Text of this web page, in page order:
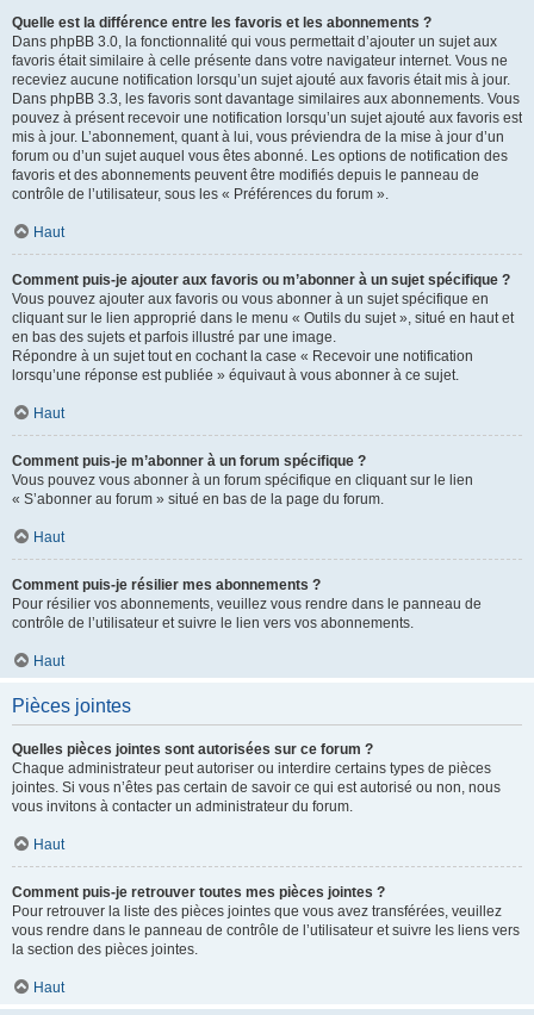
Quelle est la différence entre les favoris et les abonnements ?
Dans phpBB 3.0, la fonctionnalité qui vous permettait d’ajouter un sujet aux
favoris était similaire à celle présente dans votre navigateur internet. Vous ne
receviez aucune notification lorsqu’un sujet ajouté aux favoris était mis à jour.
Dans phpBB 3.3, les favoris sont davantage similaires aux abonnements. Vous
pouvez à présent recevoir une notification lorsqu’un sujet ajouté aux favoris est
mis à jour. L’abonnement, quant à lui, vous préviendra de la mise à jour d’un
forum ou d’un sujet auquel vous êtes abonné. Les options de notification des
favoris et des abonnements peuvent être modifiés depuis le panneau de
contrôle de l’utilisateur, sous les « Préférences du forum ».
Haut
Comment puis-je ajouter aux favoris ou m’abonner à un sujet spécifique ?
Vous pouvez ajouter aux favoris ou vous abonner à un sujet spécifique en
cliquant sur le lien approprié dans le menu « Outils du sujet », situé en haut et
en bas des sujets et parfois illustré par une image.
Répondre à un sujet tout en cochant la case « Recevoir une notification
lorsqu’une réponse est publiée » équivaut à vous abonner à ce sujet.
Haut
Comment puis-je m’abonner à un forum spécifique ?
Vous pouvez vous abonner à un forum spécifique en cliquant sur le lien
« S’abonner au forum » situé en bas de la page du forum.
Haut
Comment puis-je résilier mes abonnements ?
Pour résilier vos abonnements, veuillez vous rendre dans le panneau de
contrôle de l’utilisateur et suivre le lien vers vos abonnements.
Haut
Pièces jointes
Quelles pièces jointes sont autorisées sur ce forum ?
Chaque administrateur peut autoriser ou interdire certains types de pièces
jointes. Si vous n’êtes pas certain de savoir ce qui est autorisé ou non, nous
vous invitons à contacter un administrateur du forum.
Haut
Comment puis-je retrouver toutes mes pièces jointes ?
Pour retrouver la liste des pièces jointes que vous avez transférées, veuillez
vous rendre dans le panneau de contrôle de l’utilisateur et suivre les liens vers
la section des pièces jointes.
Haut